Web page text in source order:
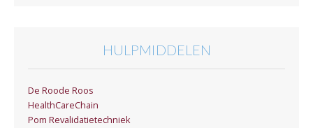
HULPMIDDELEN
De Roode Roos
HealthCareChain
Pom Revalidatietechniek